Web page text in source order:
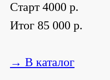
Старт 4000 р.
Итог 85 000 р.
→ В каталог